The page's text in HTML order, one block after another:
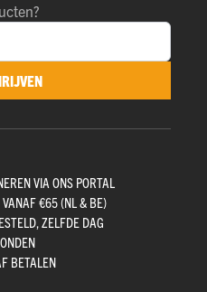
VIA ONS PORTAL
VANAF €65 (NL & BE)
ZELFDE DAG
BETALEN